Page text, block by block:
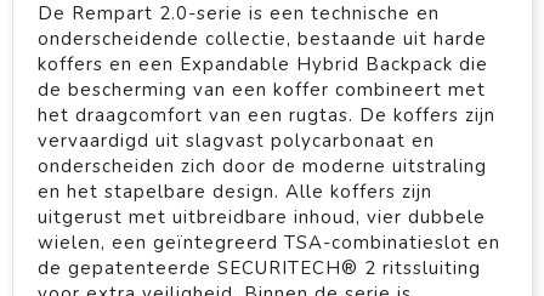
De Rempart 2.0-serie is een technische en
onderscheidende collectie, bestaande uit harde
koffers en een Expandable Hybrid Backpack die
de bescherming van een koffer combineert met
het draagcomfort van een rugtas. De koffers zijn
vervaardigd uit slagvast polycarbonaat en
onderscheiden zich door de moderne uitstraling
en het stapelbare design. Alle koffers zijn
uitgerust met uitbreidbare inhoud, vier dubbele
wielen, een geïntegreerd TSA-combinatieslot en
de gepatenteerde SECURITECH® 2 ritssluiting